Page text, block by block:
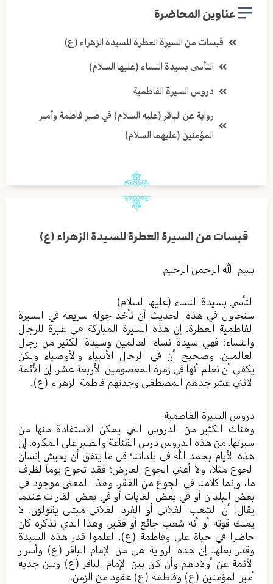
عناوين المحاضرة
قبسات من السيرة العطرة للسيدة الزهراء (ع)
التأسي بسيدة النساء (عليها السلام)
دروس السيرة الفاطمية
رواية عن الباقر (عليه السلام) في صبر فاطمة وأمير
المؤمنين (عليهما السلام)
قبسات من السيرة العطرة للسيدة الزهراء (ع)
بسم الله الرحمن الرحيم
التأسي بسيدة النساء (عليها السلام)
سنحاول في هذه الحديث أن نأخذ جولة سريعة في السيرة
الفاطمية العطرة. إن هذه السيرة المباركة هي عبرة للرجال
والنساء؛ فهي سيدة نساء العالمين وسيدة الكثير من رجال
العالمين. وصحيح أن في الرجال الأنبياء والأوصياء ولكن
يكفي أن نعلم أنها في زمرة المعصومين الأربعة عشر. إن الأئمة
الاثني عشر جدهم المصطفى وجدتهم فاطمة الزهراء (ع).
دروس السيرة الفاطمية
وهناك الكثير من الدروس التي يمكن الاستفادة منها من
سيرتها. من هذه الدروس درس القناعة والصبر على المكاره. إن
هذه الأيام بحمد الله في بلداننا؛ قل ما يتفق أن يعيش إنسان
الجوع مثلا، ولا أعني الجوع العارض؛ فقد تجوع يوماً لظرف
ما، وإنما كلامنا في الجوع من الفقر. وهذا المعنى موجود في
بعض البلدان أو في بعض الغابات أو في بعض القارات عندما
يقال: أن الشعب الفلاني أو الفرد الفلاني مبتلى يقولون: لا
يملك قوته أو أنه شعب جائع أو فقير. وهذا الذي نذكره كان
حاضرا في حياة علي وفاطمة (ع). اعلموا قدر هذه السيدة
وقدر بعلها. إن هذه الرواية هي من الإمام الباقر (ع) وأسرار
الأئمة عن أولادهم وأن كان بين الإمام الباقر (ع) وبين جديه
أمير المؤمنين (ع) وفاطمة (ع) عقود من الزمن.